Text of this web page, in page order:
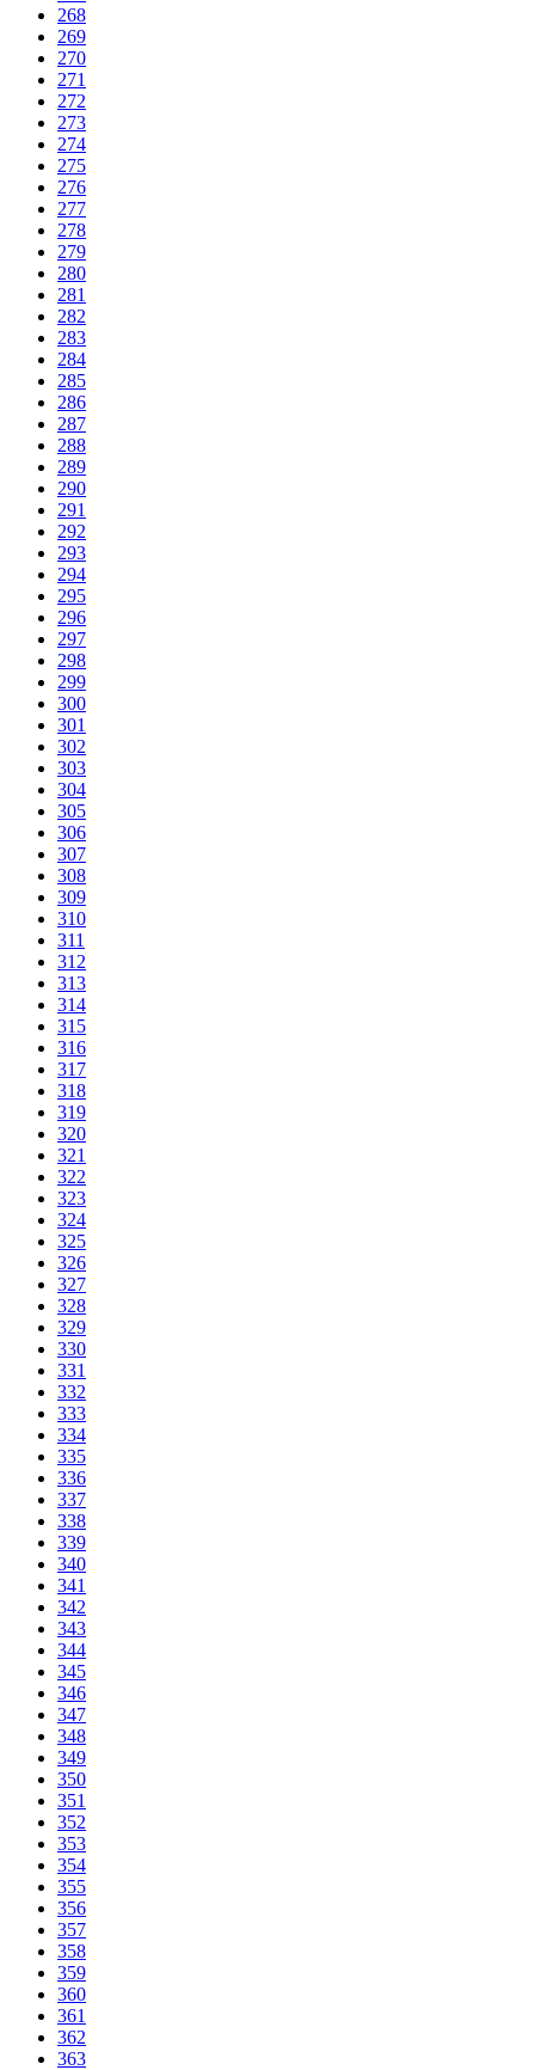
268
269
270
271
272
273
274
275
276
277
278
279
280
281
282
283
284
285
286
287
288
289
290
291
292
293
294
295
296
297
298
299
300
301
302
303
304
305
306
307
308
309
310
311
312
313
314
315
316
317
318
319
320
321
322
323
324
325
326
327
328
329
330
331
332
333
334
335
336
337
338
339
340
341
342
343
344
345
346
347
348
349
350
351
352
353
354
355
356
357
358
359
360
361
362
363